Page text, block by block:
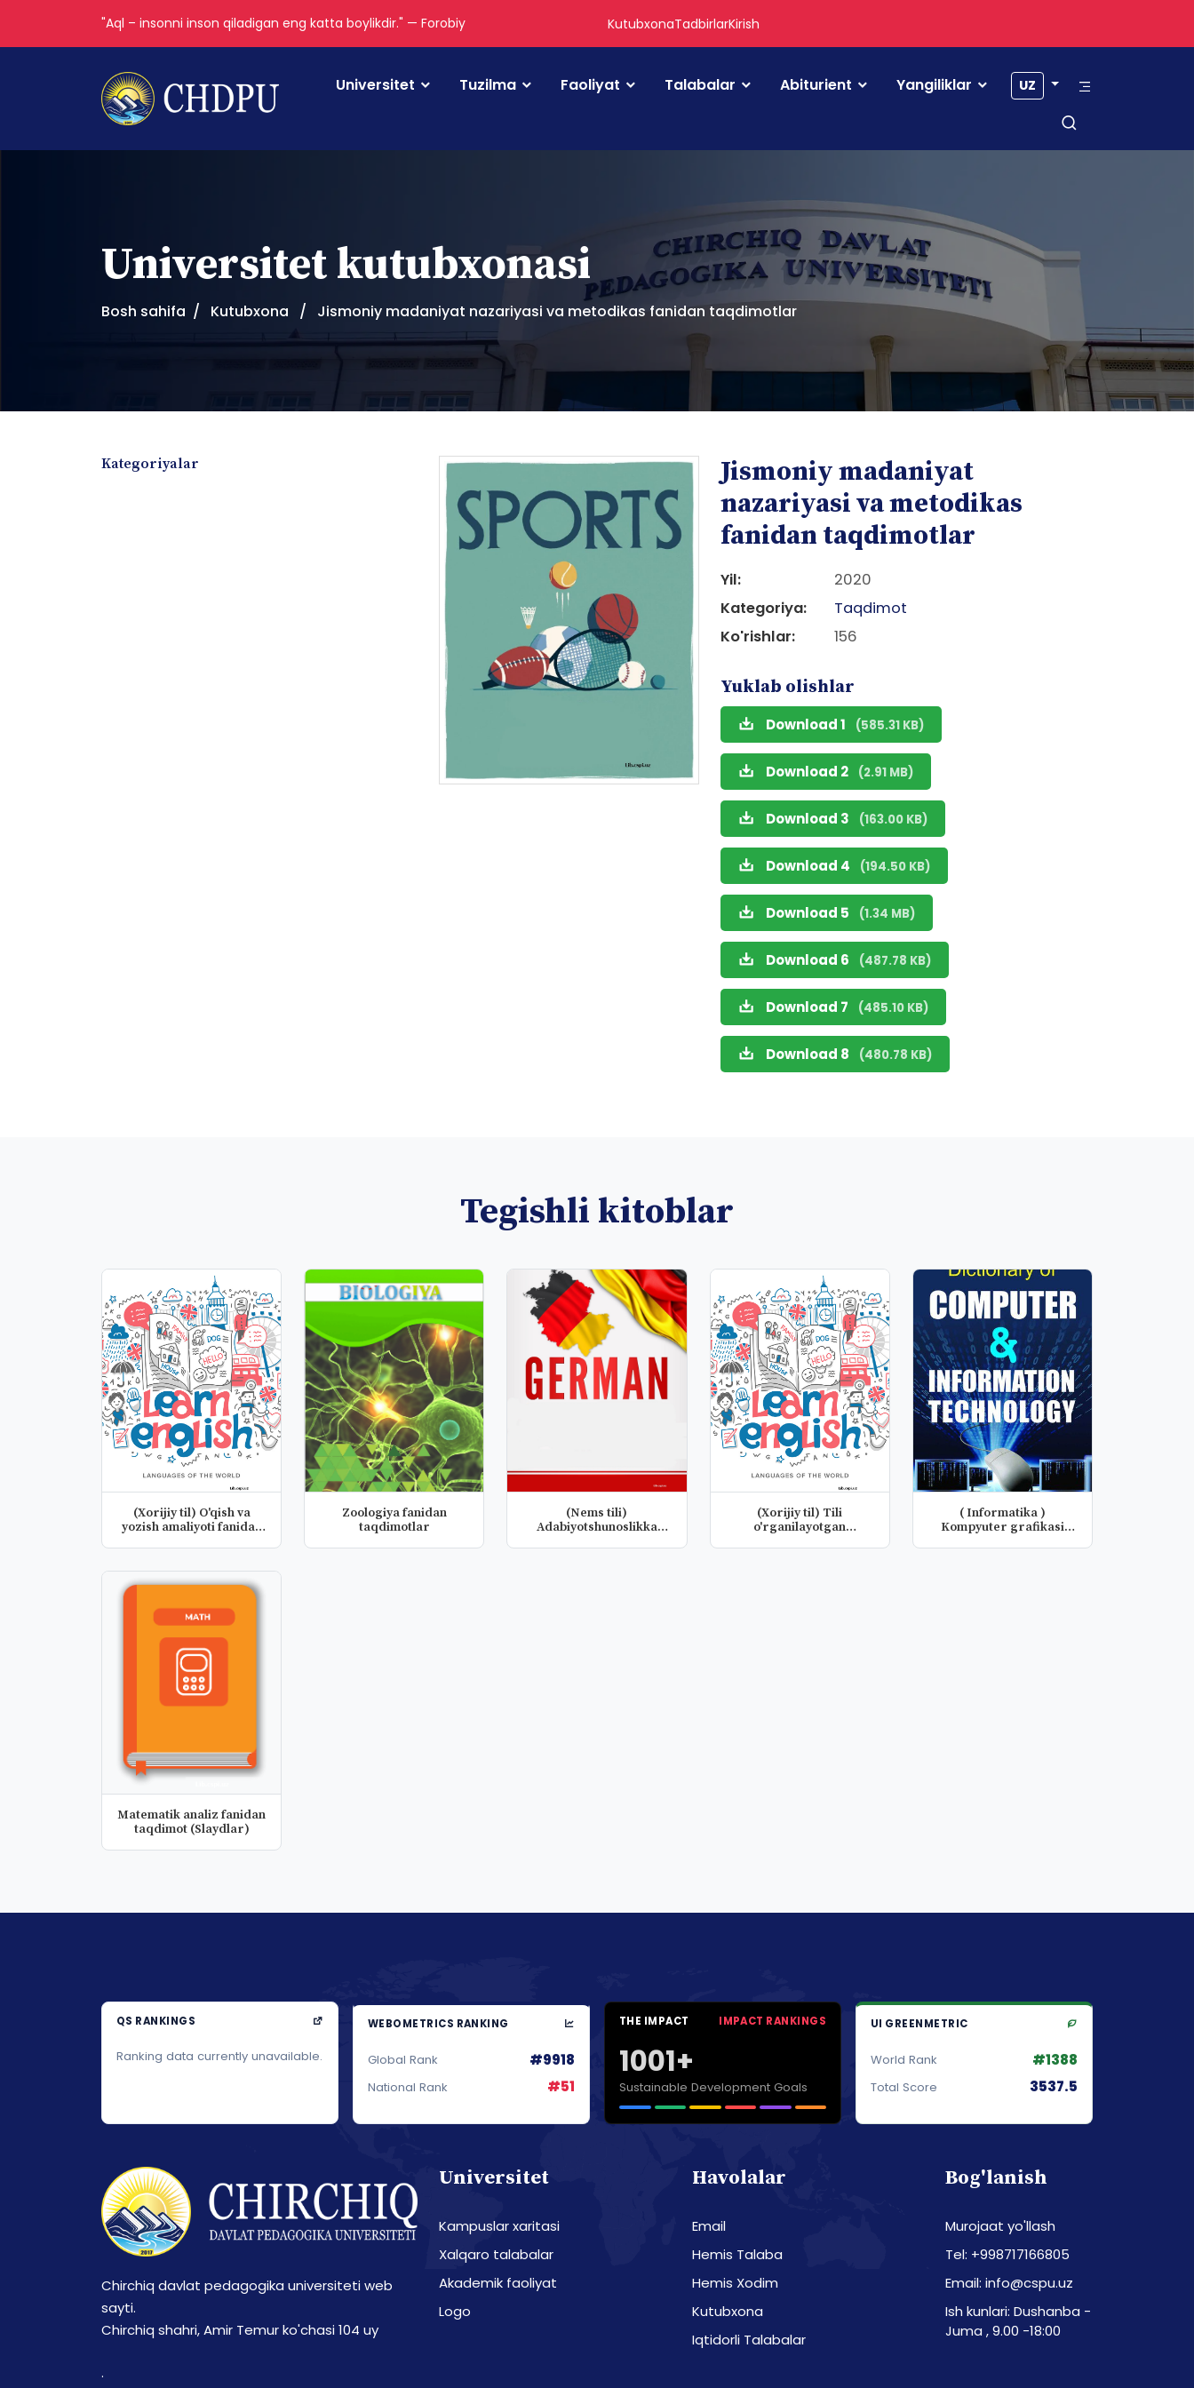
"Aql – insonni inson qiladigan eng katta boylikdir." — Forobiy KutubxonaTadbirlarKirish
Universitet Tuzilma Faoliyat Talabalar Abiturient Yangiliklar UZ
Universitet kutubxonasi
Bosh sahifa Kutubxona Jismoniy madaniyat nazariyasi va metodikas fanidan taqdimotlar
Kategoriyalar
Jismoniy madaniyat
nazariyasi va metodikas
fanidan taqdimotlar
Yil:
2020
Kategoriya:
Taqdimot
Ko'rishlar:
156
Yuklab olishlar
Download 1 (585.31 KB)
Download 2 (2.91 MB)
Download 3 (163.00 KB)
Download 4 (194.50 KB)
Download 5 (1.34 MB)
Download 6 (487.78 KB)
Download 7 (485.10 KB)
Download 8 (480.78 KB)
Tegishli kitoblar
(Xorijiy til) O'qish va
yozish amaliyoti fanidan
Zoologiya fanidan
taqdimotlar
(Nems tili)
Adabiyotshunoslikka
(Xorijiy til) Tili
o'rganilayotgan
( Informatika )
Kompyuter grafikasi
Matematik analiz fanidan
taqdimot (Slaydlar)
QS RANKINGS
Ranking data currently unavailable.
WEBOMETRICS RANKING
Global Rank #9918
National Rank #51
THE IMPACT IMPACT RANKINGS
1001+
Sustainable Development Goals
UI GREENMETRIC
World Rank #1388
Total Score 3537.5
Chirchiq davlat pedagogika universiteti web
sayti.
Chirchiq shahri, Amir Temur ko'chasi 104 uy
.
Universitet
Kampuslar xaritasi
Xalqaro talabalar
Akademik faoliyat
Logo
Havolalar
Email
Hemis Talaba
Hemis Xodim
Kutubxona
Iqtidorli Talabalar
Bog'lanish
Murojaat yo'llash
Tel: +998717166805
Email: info@cspu.uz
Ish kunlari: Dushanba -
Juma , 9.00 -18:00